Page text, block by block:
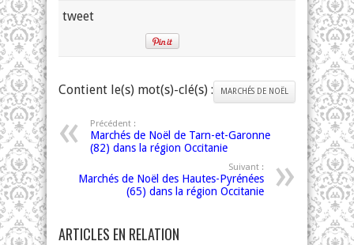
tweet
Contient le(s) mot(s)-clé(s) : MARCHÉS DE NOËL
Précédent :
Marchés de Noël de Tarn-et-Garonne
(82) dans la région Occitanie
Suivant :
Marchés de Noël des Hautes-Pyrénées
(65) dans la région Occitanie
ARTICLES EN RELATION